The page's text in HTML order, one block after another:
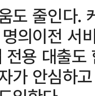
도 줄인다.
의이전 서
용 대출
가 안심하